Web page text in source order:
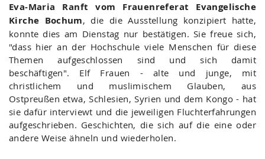
Eva-Maria Ranft vom Frauenreferat Evangelische
Kirche Bochum, die die Ausstellung konzipiert hatte,
konnte dies am Dienstag nur bestätigen. Sie freue sich,
"dass hier an der Hochschule viele Menschen für diese
Themen aufgeschlossen sind und sich damit
beschäftigen". Elf Frauen - alte und junge, mit
christlichem und muslimischem Glauben, aus
Ostpreußen etwa, Schlesien, Syrien und dem Kongo - hat
sie dafür interviewt und die jeweiligen Fluchterfahrungen
aufgeschrieben. Geschichten, die sich auf die eine oder
andere Weise ähneln und wiederholen.